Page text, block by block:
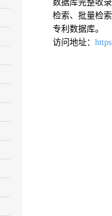
数据库完整收
检索、批量检
专利数据库。
访问地址：